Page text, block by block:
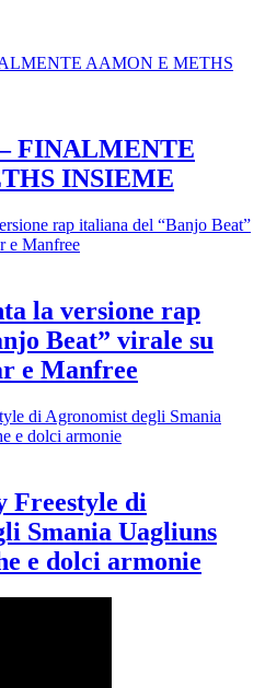
FINALMENTE
INSIEME
la versione rap
Beat” virale su
e Manfree
Freestyle di
Smania Uagliuns
e dolci armonie